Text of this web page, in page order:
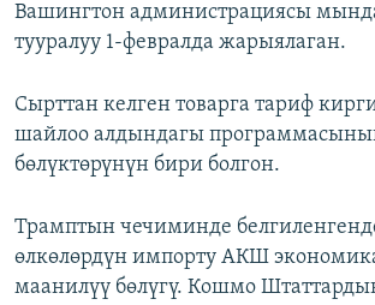
Вашингтон администрациясы
тууралуу 1-февралда жарыялаган.
Сырттан келген товарга тариф
шайлоо алдындагы
бөлүктөрүнүн бири болгон.
Трамптын чечиминде
өлкөлөрдүн импорту АКШ
маанилүү бөлүгү. Кошмо